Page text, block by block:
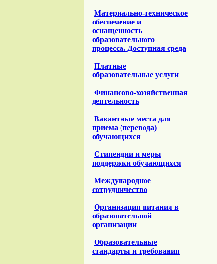
Материально-техническое
обеспечение и
оснащенность
образовательного
процесса. Доступная среда
Платные
образовательные услуги
Финансово-хозяйственная
деятельность
Вакантные места для
приема (перевода)
обучающихся
Стипендии и меры
поддержки обучающихся
Международное
сотрудничество
Организация питания в
образовательной
организации
Образовательные
стандарты и требования